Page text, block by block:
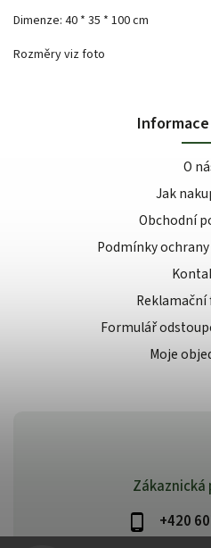
Dimenze: 40 * 35 * 100 cm
Rozměry viz foto
Zákaznická
+420
O
Jak
Obchodní
Podmínky
Formulář
Moje